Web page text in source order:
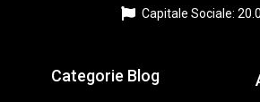
Capitale Sociale:
Categorie Blog